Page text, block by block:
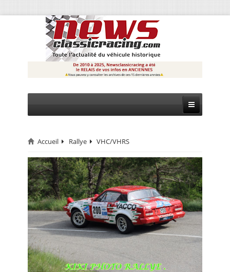
CIRCUIT
RALLYE
MONTAGNE
EVÈNEMENTS
CALENDRIER
FOCUS
Accueil Rallye VHC/VHRS